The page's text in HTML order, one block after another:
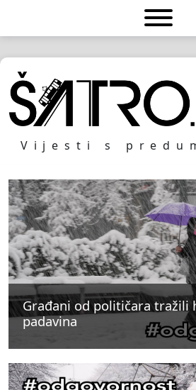
Vijesti s
Građani od političara tražili
padavina
Građani od političara tražili
padavina
Građani od političara tražili
padavina